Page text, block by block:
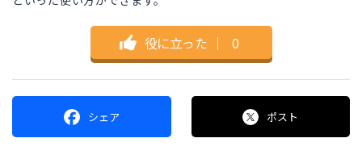
役に立った ｜ 0
シェア ポスト